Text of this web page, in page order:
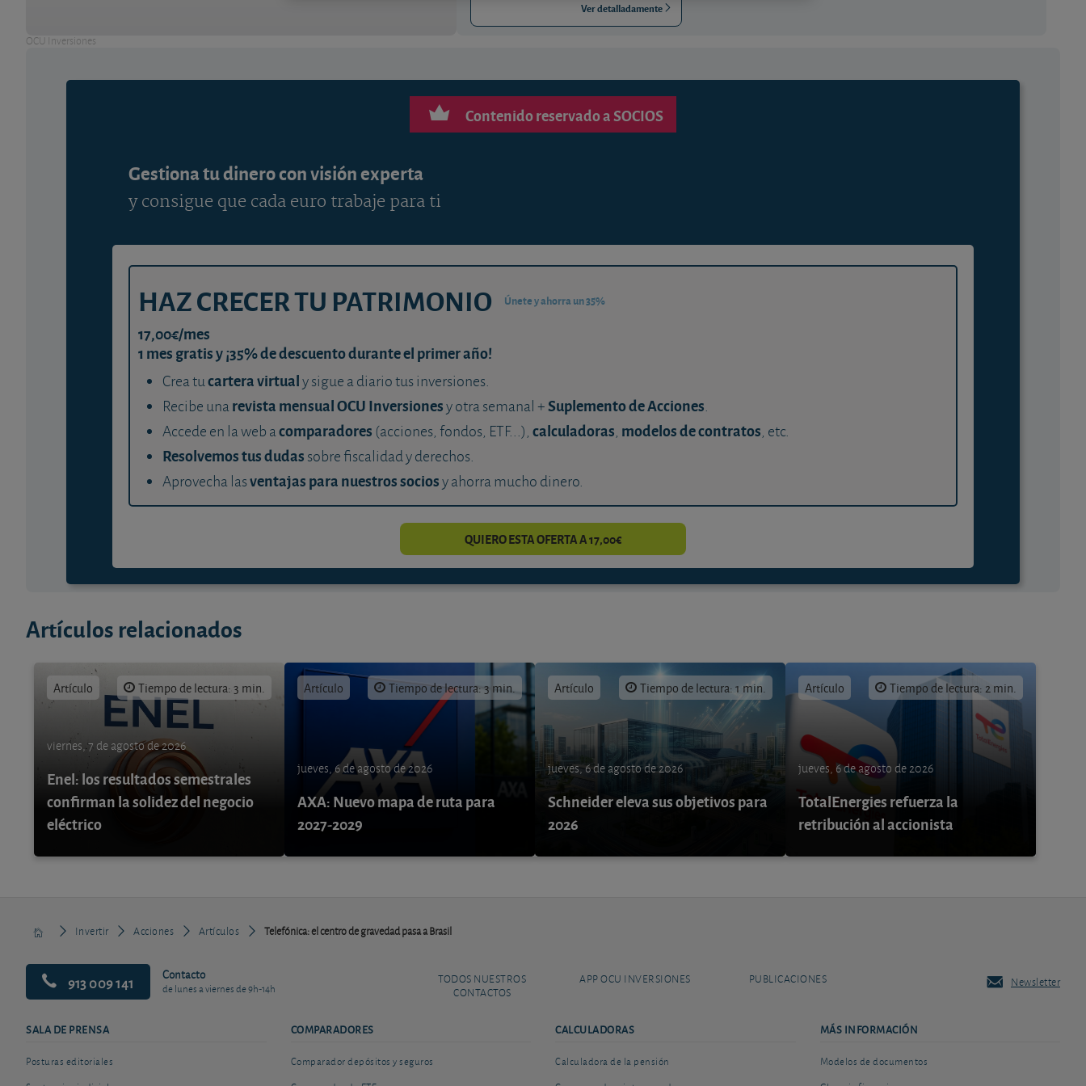
OCU Inversiones
Ver detalladamente
Contenido reservado a SOCIOS
Gestiona tu dinero con visión experta
y consigue que cada euro trabaje para ti
HAZ CRECER TU PATRIMONIO Únete y ahorra un 35%
17,00€/mes
1 mes gratis y ¡35% de descuento durante el primer año!
Crea tucartera virtualy sigue a diario tus inversiones.
Recibe unarevista mensual OCU Inversionesy otra semanal +Suplemento de Acciones.
Accede en la web acomparadores (acciones, fondos, ETF...), calculadoras, modelos de contratos, etc.
Resolvemos tus dudas sobre fiscalidad y derechos.
Aprovecha lasventajas para nuestros sociosy ahorra mucho dinero.
QUIERO ESTA OFERTA A 17,00€
Artículos relacionados
Artículo Tiempo de lectura: 3 min.
viernes, 7 de agosto de 2026
Enel: los resultados semestrales
confirman la solidez del negocio
eléctrico
Artículo Tiempo de lectura: 3 min.
jueves, 6 de agosto de 2026
AXA: Nuevo mapa de ruta para
2027-2029
Artículo Tiempo de lectura: 1 min.
jueves, 6 de agosto de 2026
Schneider eleva sus objetivos para
2026
Artículo Tiempo de lectura: 2 min.
jueves, 6 de agosto de 2026
TotalEnergies refuerza la
retribución al accionista
Invertir Acciones Artículos Telefónica: el centro de gravedad pasa a Brasil
913 009 141 Contacto
de lunes a viernes de 9h-14h
TODOS NUESTROS
CONTACTOS
APP OCU INVERSIONES PUBLICACIONES Newsletter
SALA DE PRENSA
Posturas editoriales
COMPARADORES
Comparador depósitos y seguros
CALCULADORAS
Calculadora de la pensión
MÁS INFORMACIÓN
Modelos de documentos